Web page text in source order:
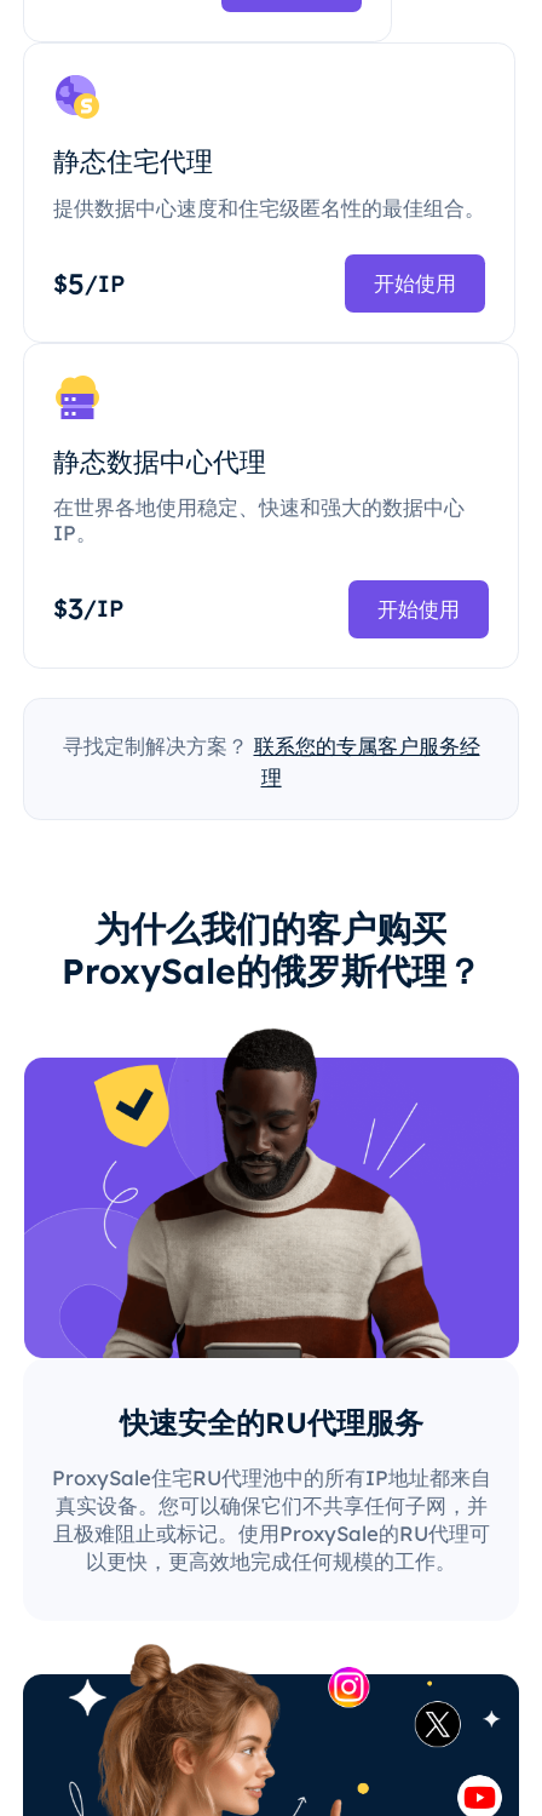
静态住宅代理
提供数据中心速度和住宅级匿名性的最佳组合。
$5/IP 开始使用
静态数据中心代理
在世界各地使用稳定、快速和强大的数据中心
IP。
$3/IP 开始使用
寻找定制解决方案？ 联系您的专属客户服务经
理
为什么我们的客户购买
ProxySale的俄罗斯代理？
快速安全的RU代理服务
ProxySale住宅RU代理池中的所有IP地址都来自
真实设备。您可以确保它们不共享任何子网，并
且极难阻止或标记。使用ProxySale的RU代理可
以更快，更高效地完成任何规模的工作。